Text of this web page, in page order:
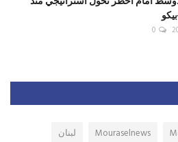
0
Mouraselnews
لبنان